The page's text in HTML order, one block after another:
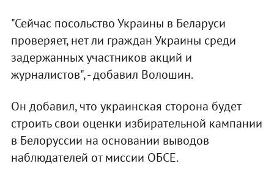
"Сейчас посольство Украины в Беларуси
проверяет, нет ли граждан Украины среди
задержанных участников акций и
журналистов", - добавил Волошин.
Он добавил, что украинская сторона будет
строить свои оценки избирательной кампании
в Белоруссии на основании выводов
наблюдателей от миссии ОБСЕ.